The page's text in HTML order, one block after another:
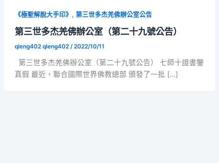
《極聖解脫大手印》 , 第三世多杰羌佛辦公室公告
第三世多杰羌佛辦公室（第二十九號公告）
qleng402 qleng402 /2022/10/11
第三世多杰羌佛辦公室（第二十九號公告） 七師十證書鑒
真假 最近，聯合國際世界佛教總部 頒發了一批 […]